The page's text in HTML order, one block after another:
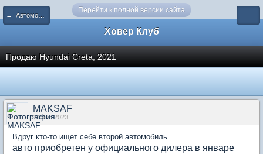
Перейти к полной версии сайта
← Автомобили - Куплю-продам
Ховер Клуб
Продаю Hyundai Creta, 2021
MAKSAF
14 Jun 2023
Вдруг кто-то ищет себе второй автомобиль...
авто приобретен у официального дилера в январе